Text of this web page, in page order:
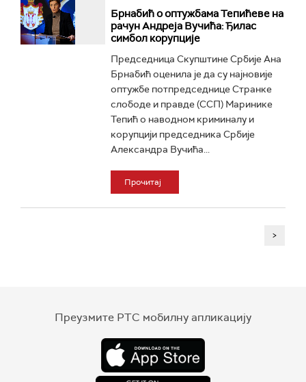
Брнабић о оптужбама Тепићеве на
рачун Андрeја Вучића: Ђилас
симбол корупције
Председница Скупштине Србије Ана
Брнабић оценила је да су најновије
оптужбе потпредседнице Странке
слободе и правде (ССП) Маринике
Тепић о наводном криминалу и
корупцији председника Србије
Александра Вучића...
Прочитај
>
Преузмите РТС мобилну апликацију